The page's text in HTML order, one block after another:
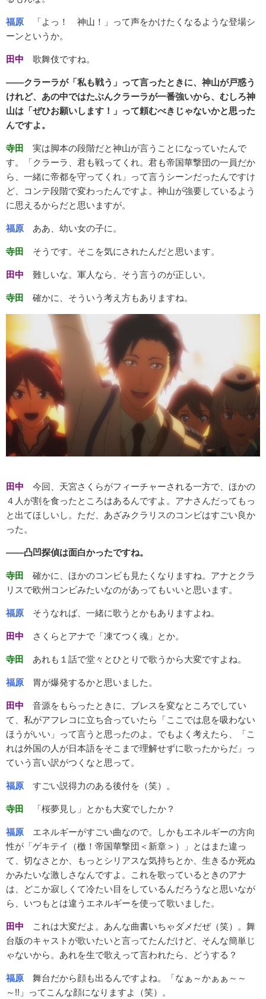
福原 「よっ！ 神山！」って声をかけたくなるような登場シ
ーンというか。
田中 歌舞伎ですね。
――クラーラが「私も戦う」って言ったときに、神山が戸惑う
けれど、あの中ではたぶんクラーラが一番強いから、むしろ神
山は「ぜひお願いします！」って頼むべきじゃないかと思った
んですよ。
寺田
実は脚本の段階だと神山が言うことになっていたんで
す。「クラーラ、君も戦ってくれ。君も帝国華撃団の一員だか
ら、一緒に帝都を守ってくれ」って言うシーンだったんですけ
ど、コンテ段階で変わったんですよ。神山が強要しているよう
に思えるからだと思いますが。
福原 ああ、幼い女の子に。
寺田 そうです。そこを気にされたんだと思います。
田中 難しいな。軍人なら、そう言うのが正しい。
寺田 確かに、そういう考え方もありますね。
田中 今回、天宮さくらがフィーチャーされる一方で、ほかの
４人が割を食ったところはあるんですよ。アナさんだってもっ
と出てほしいし。ただ、あざみクラリスのコンビはすごい良か
った。
――凸凹探偵は面白かったですね。
寺田
確かに、ほかのコンビも見たくなりますね。アナとクラ
リスで欧州コンビみたいなのがあってもいいと思います。
福原 そうなれば、一緒に歌うとかもありますよね。
田中 さくらとアナで「凍てつく魂」とか。
寺田 あれも１話で堂々とひとりで歌うから大変ですよね。
福原 胃が爆発するかと思いました。
田中 音源をもらったときに、ブレスを変なところでしてい
て、私がアフレコに立ち合っていたら「ここでは息を吸わない
ほうがいい」って言うと思ったのよ。でもよく考えたら、「こ
れは外国の人が日本語をそこまで理解せずに歌ったからだ」っ
ていう言い訳がつくなと思って。
福原 すごい説得力のある後付を（笑）。
寺田 「桜夢見し」とかも大変でしたか？
福原 エネルギーがすごい曲なので。しかもエネルギーの方向
性が「ゲキテイ（檄！帝国華撃団＜新章＞）」とはまた違っ
て、切なさとか、もっとシリアスな気持ちとか、生きるか死ぬ
かみたいな激しさなんですよ。これを歌っているときのアナ
は、どこか寂しくて冷たい目をしているんだろうなと思いなが
ら、いつもとは違うエネルギーを使って歌いました。
田中 これは大変だよ。あんな曲書いちゃダメだぜ（笑）。舞
台版のキャストが歌いたいと言ってたんだけど、そんな簡単じ
ゃないから。あれを生で歌えって言われたら、どうする？
福原 舞台だから顔も出るんですよね。「なぁ～かぁぁ～～
～!!」ってこんな顔になりますよ（笑）。